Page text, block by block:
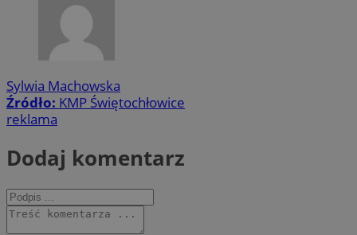
Sylwia Machowska
Źródło: KMP Świętochłowice
reklama
Dodaj komentarz